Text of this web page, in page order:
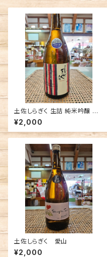
土佐しらぎく 生詰 純米吟醸 吟
の夢 高知 仙頭酒造場 日本酒
¥2,000
土佐しらぎく 愛山
¥2,000